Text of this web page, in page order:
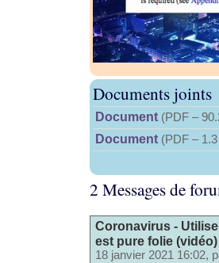
Documents joints
Document (PDF –
Document (PDF –
2 Messages de
Coronavirus -
est pure folie (vidéo)
18 janvier 2021 16:02,